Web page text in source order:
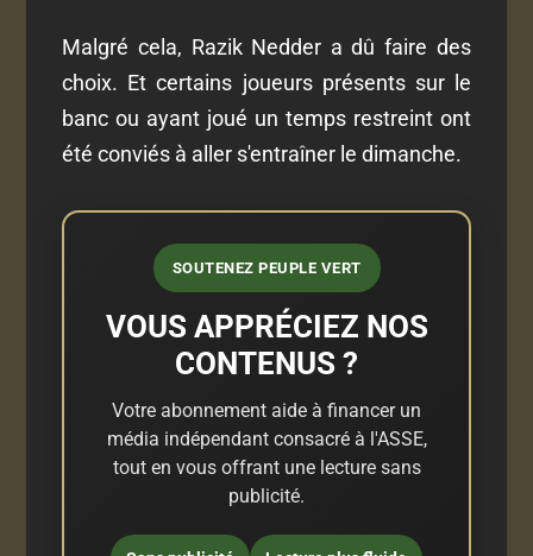
Malgré cela, Razik Nedder a dû faire des
choix. Et certains joueurs présents sur le
banc ou ayant joué un temps restreint ont
été conviés à aller s'entraîner le dimanche.
SOUTENEZ PEUPLE VERT
VOUS APPRÉCIEZ NOS
CONTENUS ?
Votre abonnement aide à financer un
média indépendant consacré à l'ASSE,
tout en vous offrant une lecture sans
publicité.